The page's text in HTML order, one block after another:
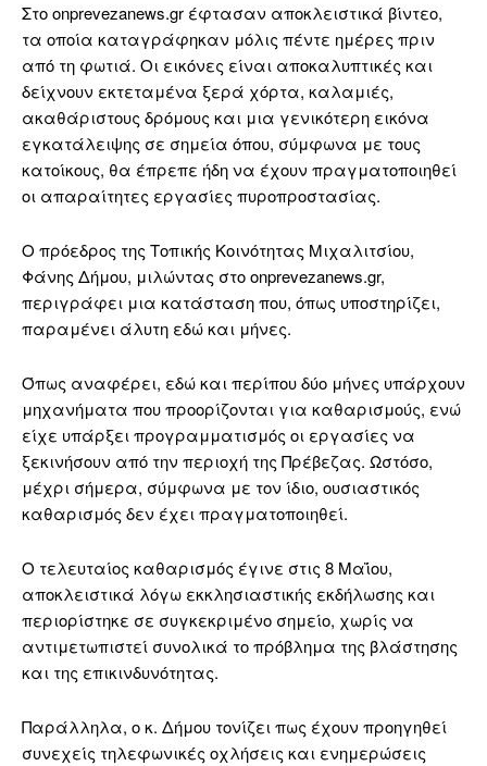
Στο onprevezanews.gr έφτασαν αποκλειστικά βίντεο,
τα οποία καταγράφηκαν μόλις πέντε ημέρες πριν
από τη φωτιά. Οι εικόνες είναι αποκαλυπτικές και
δείχνουν εκτεταμένα ξερά χόρτα, καλαμιές,
ακαθάριστους δρόμους και μια γενικότερη εικόνα
εγκατάλειψης σε σημεία όπου, σύμφωνα με τους
κατοίκους, θα έπρεπε ήδη να έχουν πραγματοποιηθεί
οι απαραίτητες εργασίες πυροπροστασίας.
Ο πρόεδρος της Τοπικής Κοινότητας Μιχαλιτσίου,
Φάνης Δήμου, μιλώντας στο onprevezanews.gr,
περιγράφει μια κατάσταση που, όπως υποστηρίζει,
παραμένει άλυτη εδώ και μήνες.
Όπως αναφέρει, εδώ και περίπου δύο μήνες υπάρχουν
μηχανήματα που προορίζονται για καθαρισμούς, ενώ
είχε υπάρξει προγραμματισμός οι εργασίες να
ξεκινήσουν από την περιοχή της Πρέβεζας. Ωστόσο,
μέχρι σήμερα, σύμφωνα με τον ίδιο, ουσιαστικός
καθαρισμός δεν έχει πραγματοποιηθεί.
Ο τελευταίος καθαρισμός έγινε στις 8 Μαΐου,
αποκλειστικά λόγω εκκλησιαστικής εκδήλωσης και
περιορίστηκε σε συγκεκριμένο σημείο, χωρίς να
αντιμετωπιστεί συνολικά το πρόβλημα της βλάστησης
και της επικινδυνότητας.
Παράλληλα, ο κ. Δήμου τονίζει πως έχουν προηγηθεί
συνεχείς τηλεφωνικές οχλήσεις και ενημερώσεις